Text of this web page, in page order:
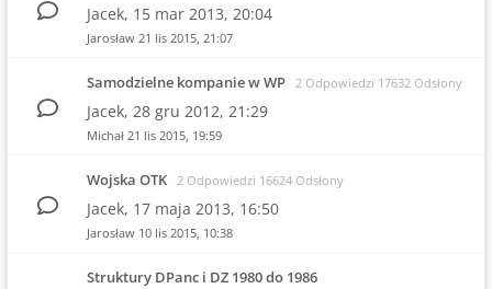
Jacek, 15 mar 2013, 20:04
Jarosław 21 lis 2015, 21:07
Samodzielne kompanie w WP 2 Odpowiedzi 17632 Odsłony
Jacek, 28 gru 2012, 21:29
Michał 21 lis 2015, 19:59
Wojska OTK 2 Odpowiedzi 16624 Odsłony
Jacek, 17 maja 2013, 16:50
Jarosław 10 lis 2015, 10:38
Struktury DPanc i DZ 1980 do 1986